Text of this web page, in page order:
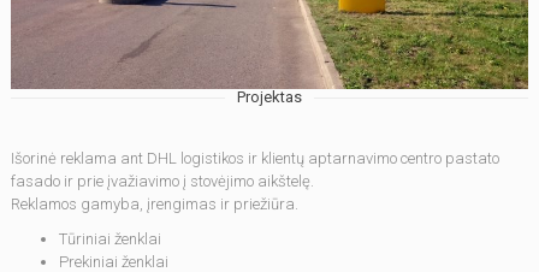
Projektas
Išorinė reklama ant DHL logistikos ir klientų aptarnavimo centro pastato
fasado ir prie įvažiavimo į stovėjimo aikštelę.
Reklamos gamyba, įrengimas ir priežiūra.
Tūriniai ženklai
Prekiniai ženklai